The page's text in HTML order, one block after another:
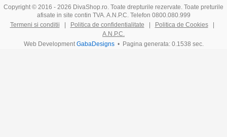
Copyright © 2016 - 2026 DivaShop.ro. Toate drepturile rezervate. Toate preturile
afisate in site contin TVA. A.N.P.C. Telefon 0800.080.999
Termeni si conditii
Politica de confidentialitate Politica de Cookies
A.N.P.C.
Web DevelopmentGabaDesigns• Pagina generata: 0.1538 sec.